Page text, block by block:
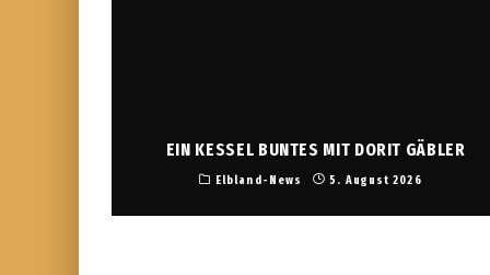
EIN KESSEL BUNTES MIT DORIT GÄBLER
Elbland-News 5. August 2026